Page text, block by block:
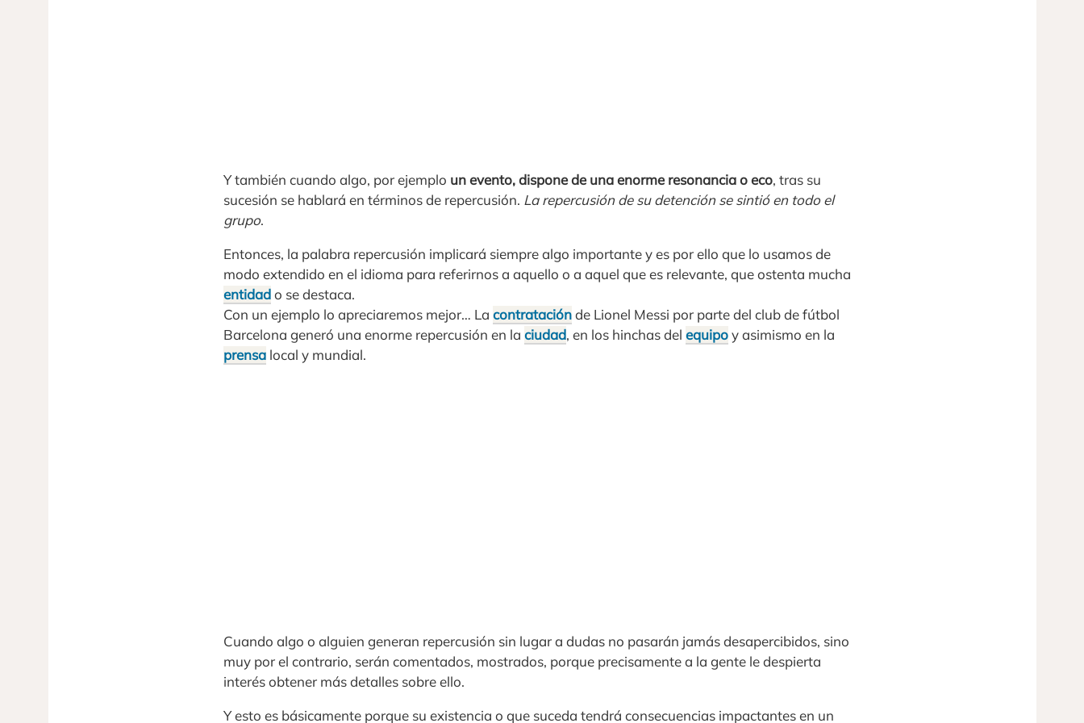
Y también cuando algo, por ejemplo un evento, dispone de una enorme resonancia o eco, tras su
sucesión se hablará en términos de repercusión. La repercusión de su detención se sintió en todo el
grupo.
Entonces, la palabra repercusión implicará siempre algo importante y es por ello que lo usamos de
modo extendido en el idioma para referirnos a aquello o a aquel que es relevante, que ostenta mucha
entidado se destaca.
Con un ejemplo lo apreciaremos mejor… La contrataciónde Lionel Messi por parte del club de fútbol
Barcelona generó una enorme repercusión en la ciudad, en los hinchas del equipoy asimismo en la
prensa local y mundial.
Cuando algo o alguien generan repercusión sin lugar a dudas no pasarán jamás desapercibidos, sino
muy por el contrario, serán comentados, mostrados, porque precisamente a la gente le despierta
interés obtener más detalles sobre ello.
Y esto es básicamente porque su existencia o que suceda tendrá consecuencias impactantes en un